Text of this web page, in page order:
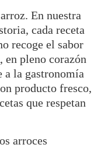
En nuestra
cada receta
recoge el sabor
, en pleno corazón
a la gastronomía
producto fresco,
que respetan
arroces